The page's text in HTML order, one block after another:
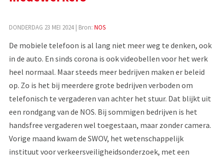
DONDERDAG 23 MEI 2024| Bron: NOS
De mobiele telefoon is al lang niet meer weg te denken, ook
in de auto. En sinds corona is ook videobellen voor het werk
heel normaal. Maar steeds meer bedrijven maken er beleid
op. Zo is het bij meerdere grote bedrijven verboden om
telefonisch te vergaderen van achter het stuur. Dat blijkt uit
een rondgang van de NOS. Bij sommigen bedrijven is het
handsfree vergaderen wel toegestaan, maar zonder camera.
Vorige maand kwam de SWOV, het wetenschappelijk
instituut voor verkeersveiligheidsonderzoek, met een